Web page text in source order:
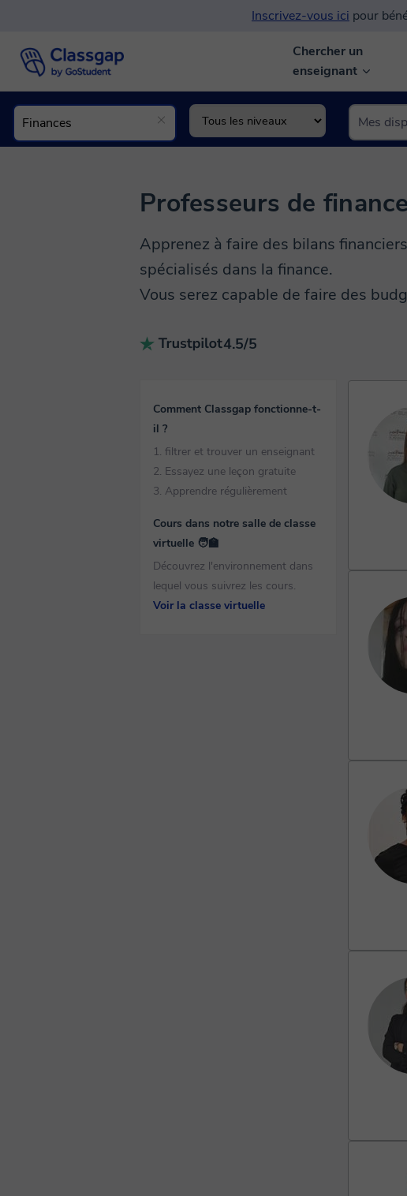
Inscrivez-vous ici pour
Chercher un
enseignant
Professeurs de
Apprenez à faire des bilans
spécialisés dans la finance.
Vous serez capable de faire des
4.5/5
Comment Classgap fonctionne-t-
il ?
1. filtrer et trouver un enseignant
2. Essayez une leçon gratuite
3. Apprendre régulièrement
Cours dans notre salle de classe
virtuelle 🧑‍🏫
Découvrez l'environnement dans
lequel vous suivrez les cours.
Voir la classe virtuelle